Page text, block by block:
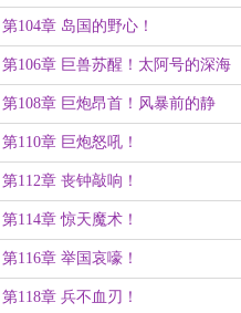
旗！
第104章 岛国的野心！
第106章 巨兽苏醒！太阿号的深海
脉动！
第108章 巨炮昂首！风暴前的静
谧！
第110章 巨炮怒吼！
第112章 丧钟敲响！
第114章 惊天魔术！
第116章 举国哀嚎！
第118章 兵不血刃！